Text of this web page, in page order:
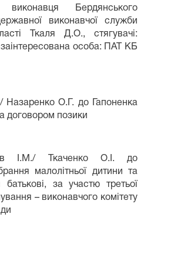
виконавця Бердянського
виконавчої служби
Ткаля Д.О., стягувачі:
особа: ПАТ КБ
О.Г. до Гапоненка
договором позики
І.М./ Ткаченко О.І. до
малолітньої дитини та
за участю третьої
– виконавчого комітету